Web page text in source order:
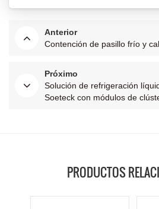
Anterior
Contención de pasillo frío y
Próximo
Solución de refrigeración
Soeteck con módulos de
PRODUCTOS